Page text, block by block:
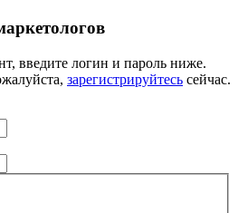
введите логин и пароль ниже.
зарегистрируйтесь сейчас.